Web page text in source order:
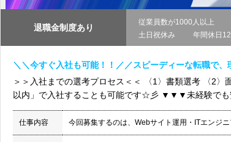
退職金制度あり
従業員数が1000人以上
土日祝休み
年間休日
＼＼今すぐ入社も可能！！／／スピーディーな転職で、
＞＞入社までの選考プロセス＜＜ 〈1〉書類選考 〈2
以内」で入社することも可能です☆彡 ▼▼▼未経験でも
仕事内容 今回募集するのは、Webサイト運用・ITエンジ